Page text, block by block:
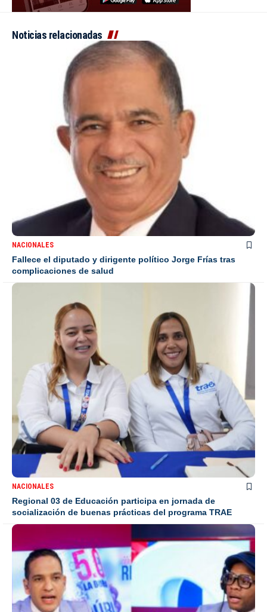
Noticias relacionadas
NACIONALES
Fallece el diputado y dirigente político Jorge Frías tras
complicaciones de salud
NACIONALES
Regional 03 de Educación participa en jornada de
socialización de buenas prácticas del programa TRAE